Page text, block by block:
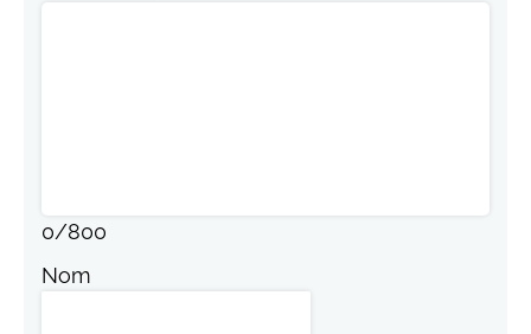
0/800
Nom